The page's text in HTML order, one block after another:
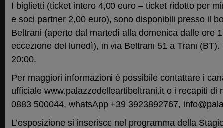
I biglietti (ticket intero 4,00 euro – ticket ridotto per
e soci partner 2,00 euro), sono disponibili presso il
Beltrani (aperto dal martedì alla domenica dalle ore
eccezione del lunedì), in via Beltrani 51 a Trani
20:00.
Per maggiori informazioni è possibile contattare i
ufficiale www.palazzodelleartibeltrani.it o i recapiti di
0883 500044, whatsApp +39 3923892767,
L’esposizione si inserisce nel programma della